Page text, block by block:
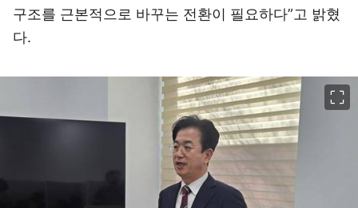
구조를 근본적으로 바꾸는 전환이 필요하다”고 밝혔
다.